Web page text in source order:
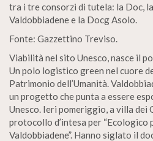
tra i tre consorzi di tutela: la Doc,
Valdobbiadene e la Docg Asolo.
Fonte: Gazzettino Treviso.
Viabilità nel sito Unesco, nasce il
Un polo logistico green nel cuore
Patrimonio dell’Umanità.
un progetto che punta a essere
Unesco. Ieri pomeriggio, a villa dei
protocollo d’intesa per
Valdobbiadene”. Hanno siglato il